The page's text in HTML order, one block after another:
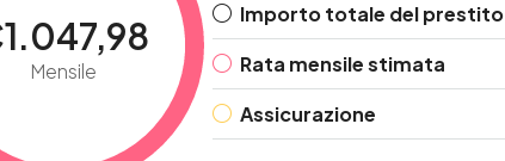
Mensile
Importo totale del prestito
Rata mensile stimata
Assicurazione